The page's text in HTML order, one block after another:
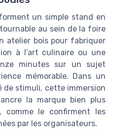
un simple stand en
au sein de la foire
atelier bois pour fabriquer
à l’art culinaire ou une
minutes sur un sujet
mémorable. Dans un
de stimuli, cette immersion
la marque bien plus
comme le confirment les
par les organisateurs.